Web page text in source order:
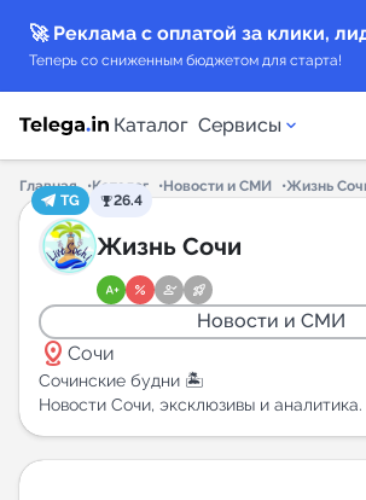
🚀 Реклама с оплатой за клики,
Теперь со сниженным бюджетом для старта!
Каталог Сервисы
Каталог каналов
Каталог ботов
Горящие предложения
Индекс читаемости каналов в
New
Главная Каталог Новости и СМИ
Жизнь
TG
26.4
Жизнь Сочи
Новости и СМИ
distance Сочи
Сочинские будни 🏝
Новости Сочи, эксклюзивы и аналитика.